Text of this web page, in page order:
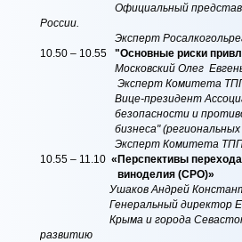
Официальный представитель
России.
Эксперт
10.50 – 10.55 "Основные риски
Московский Олег
Эксперт Комитета ТПП РФ
Вице-президент Ассоциации
безопасности и
бизнеса" (региональных
Эксперт Комитета ТПП РФ
10.55 – 11.10 «Перспективы
виноделия (СРО)»
Ушаков Андрей
Генеральный директор
Крыма и города Севастополя.
развитию